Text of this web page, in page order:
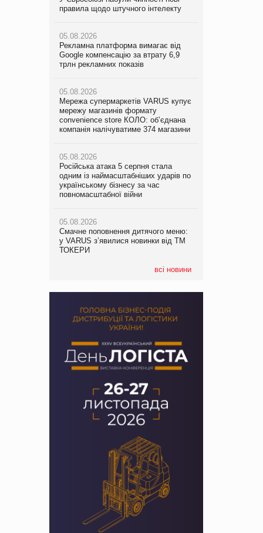
правила щодо штучного інтелекту
05.08.2026
Рекламна платформа вимагає від
Google компенсацію за втрату 6,9
трлн рекламних показів
05.08.2026
Мережа супермаркетів VARUS купує
мережу магазинів формату
convenience store КОЛО: об’єднана
компанія налічуватиме 374 магазини
05.08.2026
Російська атака 5 серпня стала
одним із наймасштабніших ударів по
українському бізнесу за час
повномасштабної війни
05.08.2026
Смачне поповнення дитячого меню:
у VARUS з’явилися новинки від ТМ
ТОКЕРИ
всі новини
мережу магазинів формату
05.08.2026
Російська атака 5 серпня стала
повномасштабної війни
05.08.2026
Смачне поповнення дитячого меню:
05.08.2026
Сергій Лісунов про заморожені
хлібобулочні вироби на
04.08.2026
Через атаку РФ у Дніпрі пошкоджено
склад шоколаду Millennium
правила щодо штучного інтелекту
05.08.2026
Рекламна платформа вимагає від
Google компенсацію за втрату 6,9
трлн рекламних показів
05.08.2026
Adidas витратила понад $1 млрд на
маркетинг за квартал
рекламі екологічних продуктів
05.08.2026
AstraZeneca обговорює найбільшу